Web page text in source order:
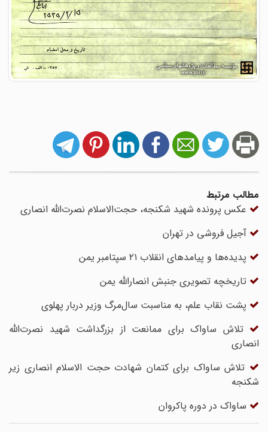
مطالب مرتبط
عکس پرونده شهید شکنجه، حجت‌الاسلام نصرت‌الله انصاری
آجیل فروشی در تهران
پدیده‌ها و پیامدهای انقلاب ۲۱ سپتامبر یمن
تاریخچه تصویری جنبش انصارالله یمن
پشت نقاب علم، به مناسبت سال‌مرگ وزیر دربار پهلوی
تلاش ساواک برای ممانعت از بزرگداشت شهید نصرت‌الله
انصاری
تلاش ساواک برای کتمان شهادت حجت الاسلام انصاری زیر
شکنجه
ساواک در دوره پاکروان